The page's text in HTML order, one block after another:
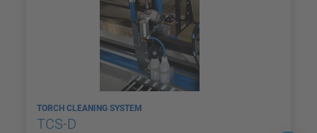
TORCH CLEANING SYSTEM
TCS-D